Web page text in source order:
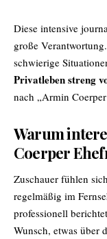
Diese intensive
große
schwierige
Privatleben streng
nach „Armin
Warum
Coerper
Zuschauer fühlen
regelmäßig im
professionell
Wunsch, etwas über